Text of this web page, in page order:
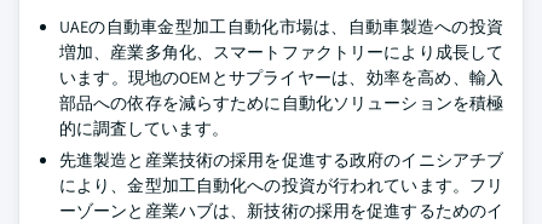
UAEの自動車金型加工自動化市場は、自動車製造への投資
増加、産業多角化、スマートファクトリーにより成長して
います。現地のOEMとサプライヤーは、効率を高め、輸入
部品への依存を減らすために自動化ソリューションを積極
的に調査しています。
先進製造と産業技術の採用を促進する政府のイニシアチブ
により、金型加工自動化への投資が行われています。フリ
ーゾーンと産業ハブは、新技術の採用を促進するためのイ